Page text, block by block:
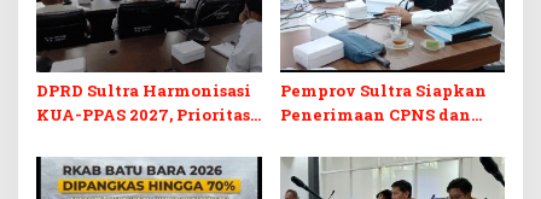
DPRD Sultra Harmonisasi
KUA-PPAS 2027, Prioritas
dan Pelunasan Utang
Infrastruktur
Pemprov Sultra Siapkan
Penerimaan CPNS dan
Desak Formasi Disabilitas